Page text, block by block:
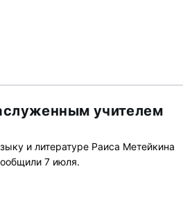
учителем
и литературе Раиса Метейкина
7 июля.